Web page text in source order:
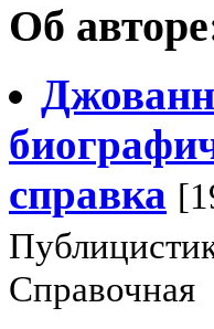
Об
справка
Справочная